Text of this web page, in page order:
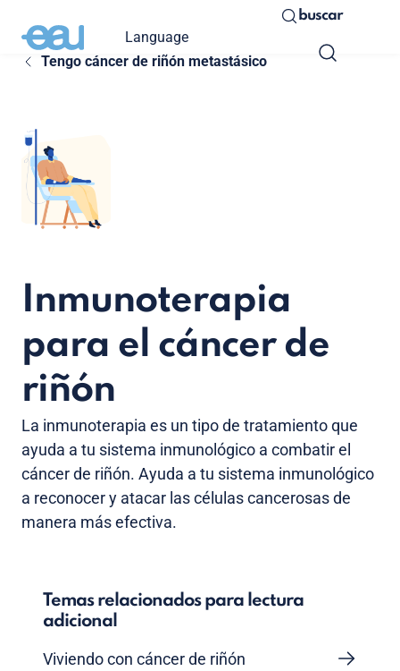
Language
buscar
Tengo cáncer de riñón metastásico
Inmunoterapia
para el cáncer de
riñón
La inmunoterapia es un tipo de tratamiento que
ayuda a tu sistema inmunológico a combatir el
cáncer de riñón. Ayuda a tu sistema inmunológico
a reconocer y atacar las células cancerosas de
manera más efectiva.
Temas relacionados para lectura
adicional
Viviendo con cáncer de riñón